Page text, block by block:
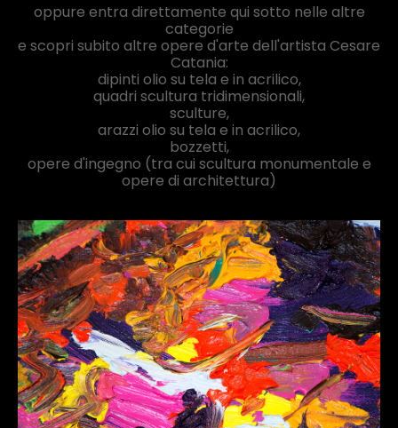
oppure entra direttamente qui sotto nelle altre
categorie
e scopri subito altre opere d'arte dell'artista Cesare
Catania:
dipinti olio su tela e in acrilico,
quadri scultura tridimensionali,
sculture,
arazzi olio su tela e in acrilico,
bozzetti,
opere d'ingegno (tra cui scultura monumentale e
opere di architettura)